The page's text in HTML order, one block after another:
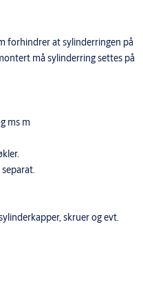
forhindrer at sylinderringen på
må sylinderring settes på
ms m
skruer og evt.